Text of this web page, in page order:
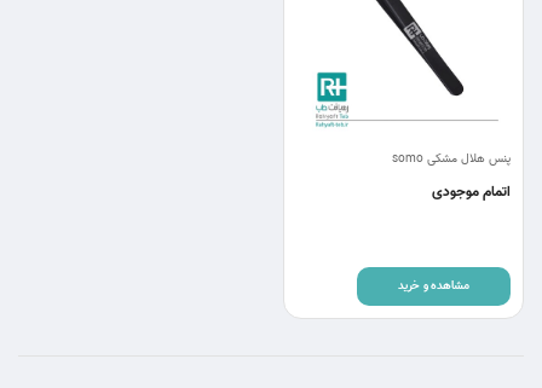
پنس هلال مشکی somo
اتمام موجودی
مشاهده و خرید